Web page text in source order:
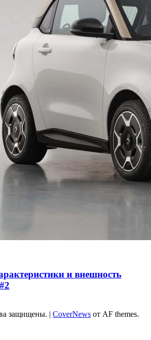
и внешность
защищены. | CoverNews от AF themes.